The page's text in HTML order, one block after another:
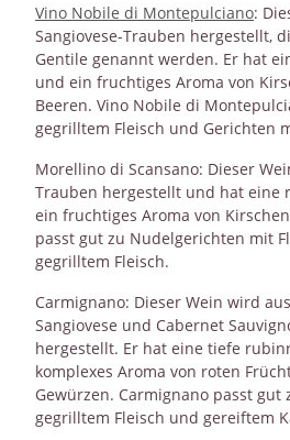
Vino Nobile di Montepulciano:
Sangiovese-Trauben hergestellt,
Gentile genannt werden. Er hat
und ein fruchtiges Aroma von
Beeren. Vino Nobile di
gegrilltem Fleisch und Gerichten
Morellino di Scansano: Dieser
Trauben hergestellt und hat eine
ein fruchtiges Aroma von
passt gut zu Nudelgerichten mit
gegrilltem Fleisch.
Carmignano: Dieser Wein wird
Sangiovese und Cabernet
hergestellt. Er hat eine tiefe
komplexes Aroma von roten
Gewürzen. Carmignano passt gut
gegrilltem Fleisch und gereiftem